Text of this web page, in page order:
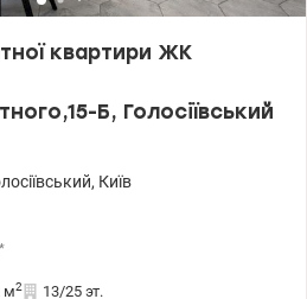
квартири ЖК
Б, Голосіївський
, Київ
*
м2 13/25 эт.